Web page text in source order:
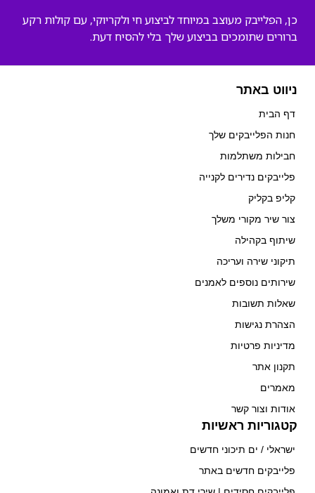
כן, הפלייבק מעוצב במיוחד לביצוע חי ולקריוקי, עם קולות רקע
ברורים שתומכים בביצוע שלך בלי להסיח דעת.
ניווט באתר
דף הבית
חנות הפלייבקים שלך
חבילות משתלמות
פלייבקים נדירים לקנייה
קליפ בקליק
צור שיר מקורי משלך
שיתוף בקהילה
תיקוני שירה ועריכה
שירותים נוספים לאמנים
שאלות תשובות
הצהרת נגישות
מדיניות פרטיות
תקנון אתר
מאמרים
אודות וצור קשר
קטגוריות ראשיות
ישראלי / ים תיכוני חדשים
פלייבקים חדשים באתר